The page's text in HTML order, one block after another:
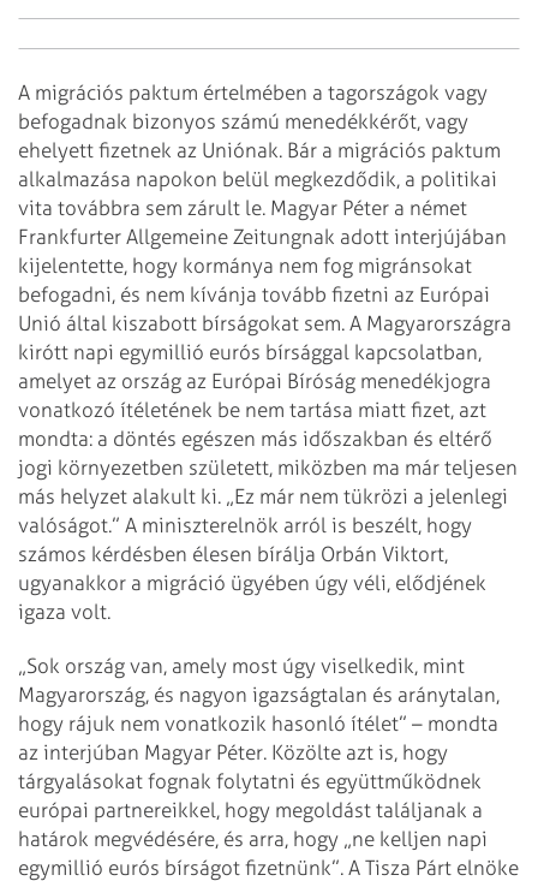
A migrációs paktum értelmében a tagországok vagy
befogadnak bizonyos számú menedékkérőt, vagy
ehelyett fizetnek az Uniónak. Bár a migrációs paktum
alkalmazása napokon belül megkezdődik, a politikai
vita továbbra sem zárult le. Magyar Péter a német
Frankfurter Allgemeine Zeitungnak adott interjújában
kijelentette, hogy kormánya nem fog migránsokat
befogadni, és nem kívánja tovább fizetni az Európai
Unió által kiszabott bírságokat sem. A Magyarországra
kirótt napi egymillió eurós bírsággal kapcsolatban,
amelyet az ország az Európai Bíróság menedékjogra
vonatkozó ítéletének be nem tartása miatt fizet, azt
mondta: a döntés egészen más időszakban és eltérő
jogi környezetben született, miközben ma már teljesen
más helyzet alakult ki. „Ez már nem tükrözi a jelenlegi
valóságot.” A miniszterelnök arról is beszélt, hogy
számos kérdésben élesen bírálja Orbán Viktort,
ugyanakkor a migráció ügyében úgy véli, elődjének
igaza volt.
„Sok ország van, amely most úgy viselkedik, mint
Magyarország, és nagyon igazságtalan és aránytalan,
hogy rájuk nem vonatkozik hasonló ítélet” – mondta
az interjúban Magyar Péter. Közölte azt is, hogy
tárgyalásokat fognak folytatni és együttműködnek
európai partnereikkel, hogy megoldást találjanak a
határok megvédésére, és arra, hogy „ne kelljen napi
egymillió eurós bírságot fizetnünk”. A Tisza Párt elnöke